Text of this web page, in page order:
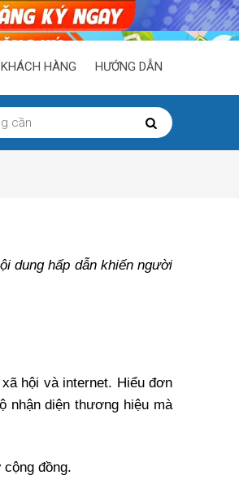
KHÁCH HÀNG HƯỚNG DẪN
dung hấp dẫn khiến người
hội và internet. Hiểu đơn
nhận diện thương hiệu mà
đồng.